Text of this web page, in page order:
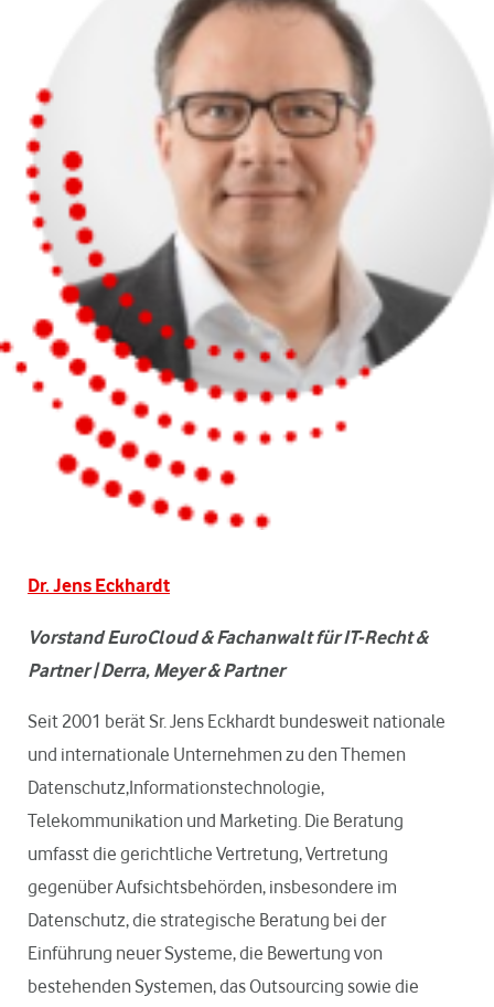
Dr. Jens Eckhardt
Vorstand EuroCloud & Fachanwalt für IT-Recht &
Partner | Derra, Meyer & Partner
Seit 2001 berät Sr. Jens Eckhardt bundesweit nationale
und internationale Unternehmen zu den Themen
Datenschutz,Informationstechnologie,
Telekommunikation und Marketing. Die Beratung
umfasst die gerichtliche Vertretung, Vertretung
gegenüber Aufsichtsbehörden, insbesondere im
Datenschutz, die strategische Beratung bei der
Einführung neuer Systeme, die Bewertung von
bestehenden Systemen, das Outsourcing sowie die